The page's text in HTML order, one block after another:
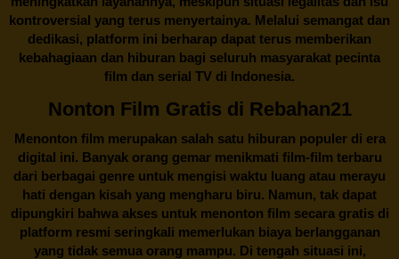
kontroversial yang terus menyertainya. Melalui semangat dan
dedikasi, platform ini berharap dapat terus memberikan
kebahagiaan dan hiburan bagi seluruh masyarakat pecinta
film dan serial TV di Indonesia.
Nonton Film Gratis di Rebahan21
Menonton film merupakan salah satu hiburan populer di era
digital ini. Banyak orang gemar menikmati film-film terbaru
dari berbagai genre untuk mengisi waktu luang atau merayu
hati dengan kisah yang mengharu biru. Namun, tak dapat
dipungkiri bahwa akses untuk menonton film secara gratis di
platform resmi seringkali memerlukan biaya berlangganan
yang tidak semua orang mampu. Di tengah situasi ini,